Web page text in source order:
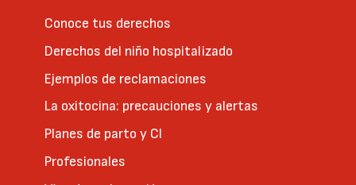
Conoce tus derechos
Derechos del niño hospitalizado
Ejemplos de reclamaciones
La oxitocina: precauciones y alertas
Planes de parto y CI
Profesionales